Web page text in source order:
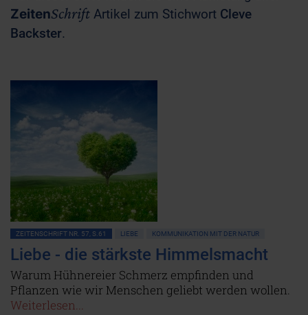
ZeitenSchrift Artikel zum Stichwort Cleve
Backster.
ZEITENSCHRIFT NR. 57, S.61 LIEBE KOMMUNIKATION MIT DER NATUR
Liebe - die stärkste Himmelsmacht
Warum Hühnereier Schmerz empfinden und
Pflanzen wie wir Menschen geliebt werden wollen.
Weiterlesen...